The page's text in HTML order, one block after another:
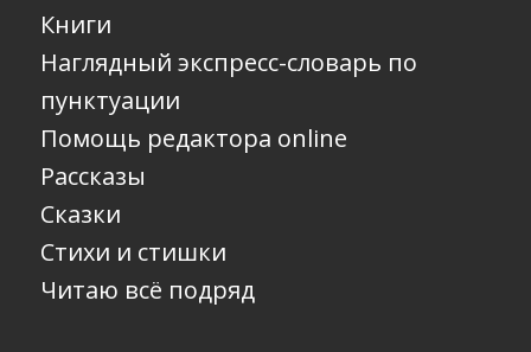
Книги
Наглядный экспресс-словарь по
пунктуации
Помощь редактора online
Рассказы
Сказки
Стихи и стишки
Читаю всё подряд